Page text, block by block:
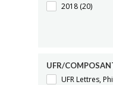
2018 (20)
UFR/
UFR Lettres,